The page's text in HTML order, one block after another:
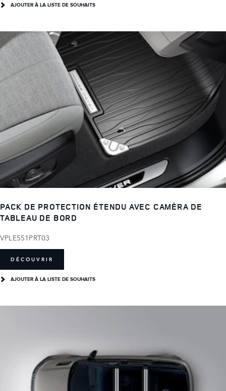
AJOUTER Â LA LISTE DE SOUHAITS
PACK DE PROTECTION ÉTENDU AVEC CAMÉRA DE
TABLEAU DE BORD
VPLE551PRT03
DÉCOUVRIR
AJOUTER Â LA LISTE DE SOUHAITS